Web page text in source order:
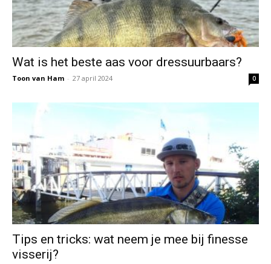
Wat is het beste aas voor dressuurbaars?
Toon van Ham - 27 april 2024 0
Tips en tricks: wat neem je mee bij finesse
visserij?